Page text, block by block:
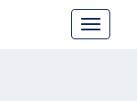
Toggle